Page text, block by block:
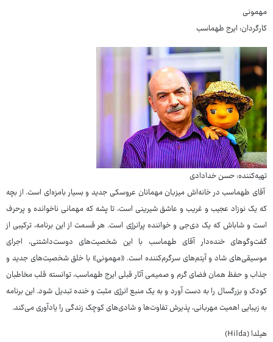
مهمونی
کارگردان: ایرج طهماسب
تهیه‌کننده: حسن خدادادی
آقای طهماسب در خانه‌اش میزبان مهمانان عروسکی جدید و بسیار بامزه‌ای است. از بچه
که یک نوزاد عجیب و غریب و عاشق شیرینی است، تا پشه که مهمانی ناخوانده و پرحرف
است و شاباش که یک دی‌جی و خواننده پرانرژی است. هر قسمت از این برنامه، ترکیبی از
گفت‌وگوهای خنده‌دار آقای طهماسب با این شخصیت‌های دوست‌داشتنی، اجرای
موسیقی‌های شاد و آیتم‌های سرگرم‌کننده است. «مهمونی» با خلق شخصیت‌های جدید و
جذاب و حفظ همان فضای گرم و صمیمی آثار قبلی ایرج طهماسب، توانسته قلب مخاطبان
کودک و بزرگسال را به دست آورد و به یک منبع انرژی مثبت و خنده تبدیل شود. این برنامه
به زیبایی اهمیت مهربانی، پذیرش تفاوت‌ها و شادی‌های کوچک زندگی را یادآوری می‌کند.
هیلدا (Hilda)